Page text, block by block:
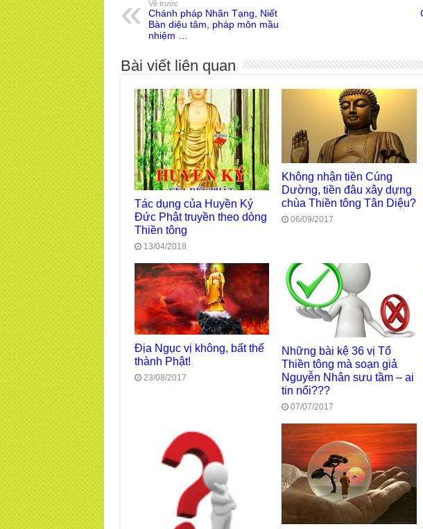
Về trước
Chánh pháp Nhãn Tạng, Niết
Bàn diệu tâm, pháp môn mầu
nhiệm …
Bài viết liên quan
Tác dụng của Huyền Ký
Đức Phật truyền theo dòng
Thiền tông
13/04/2018
Không nhận tiền Cúng
Dường, tiền đâu xây dựng
chùa Thiền tông Tân Diệu?
06/09/2017
Địa Ngục vị không, bất thể
thành Phật!
23/08/2017
Những bài kệ 36 vị Tổ
Thiền tông mà soạn giả
Nguyễn Nhân sưu tầm – ai
tin nổi???
07/07/2017